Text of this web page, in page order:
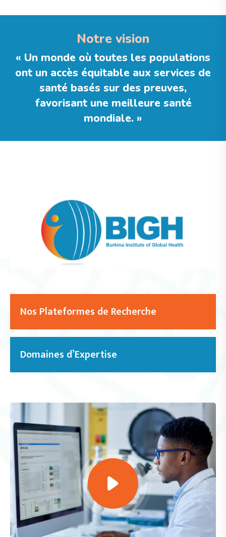
Notre vision
« Un monde où toutes les populations
ont un accès équitable aux services de
santé basés sur des preuves,
favorisant une meilleure santé
mondiale. »
Nos Plateformes de Recherche
Domaines d’Expertise